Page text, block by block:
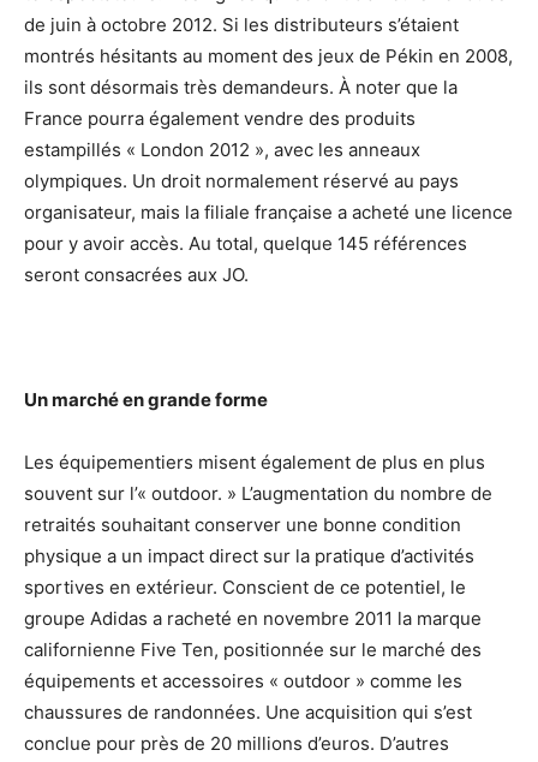
de juin à octobre 2012. Si les distributeurs s’étaient
montrés hésitants au moment des jeux de Pékin en 2008,
ils sont désormais très demandeurs. À noter que la
France pourra également vendre des produits
estampillés « London 2012 », avec les anneaux
olympiques. Un droit normalement réservé au pays
organisateur, mais la filiale française a acheté une licence
pour y avoir accès. Au total, quelque 145 références
seront consacrées aux JO.
Un marché en grande forme
Les équipementiers misent également de plus en plus
souvent sur l’« outdoor. » L’augmentation du nombre de
retraités souhaitant conserver une bonne condition
physique a un impact direct sur la pratique d’activités
sportives en extérieur. Conscient de ce potentiel, le
groupe Adidas a racheté en novembre 2011 la marque
californienne Five Ten, positionnée sur le marché des
équipements et accessoires « outdoor » comme les
chaussures de randonnées. Une acquisition qui s’est
conclue pour près de 20 millions d’euros. D’autres